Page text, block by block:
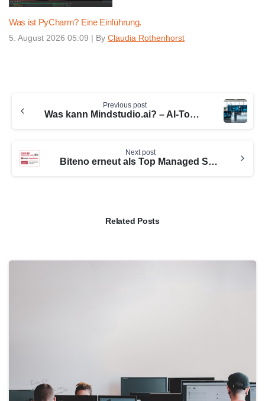
Was ist PyCharm? Eine Einführung.
5. August 2026 05:09 | By Claudia Rothenhorst
Reading
Previous post
Was kann Mindstudio.ai? – AI-Tools für Geschäftsanwendungen
Next post
Biteno erneut als Top Managed Service Provider 2025 ausgezeichnet
Related Posts
0